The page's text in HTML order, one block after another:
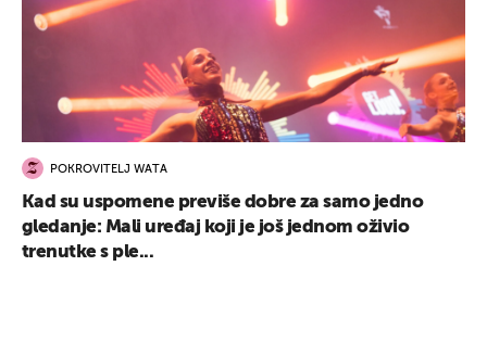
POKROVITELJ WATA
Kad su uspomene previše dobre za samo jedno
gledanje: Mali uređaj koji je još jednom oživio
trenutke s ple...